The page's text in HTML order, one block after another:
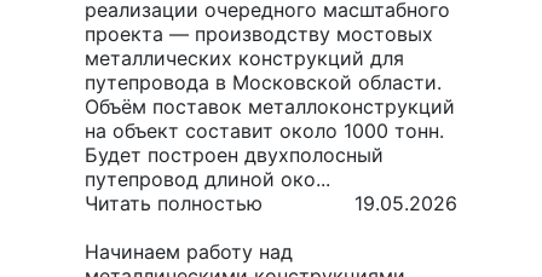
реализации очередного масштабного
проекта — производству мостовых
металлических конструкций для
путепровода в Московской области.
Объём поставок металлоконструкций
на объект составит около 1000 тонн.
Будет построен двухполосный
путепровод длиной око...
Читать полностью
19.05.2026
Начинаем работу над